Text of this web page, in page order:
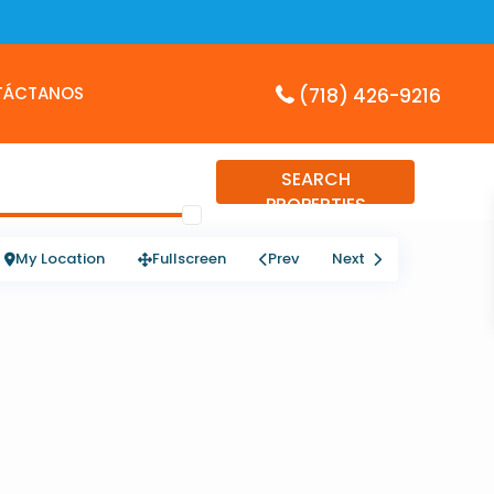
(718) 426-9216
SEARCH
PROPERTIES
My Location Fullscreen Prev Next